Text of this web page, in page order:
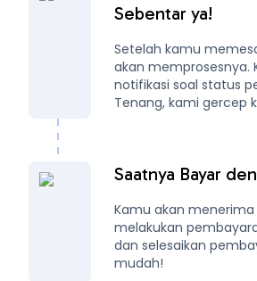
Sebentar ya!
Setelah kamu
akan memprosesnya.
notifikasi soal status
Tenang, kami gercep
Saatnya Bayar
Kamu akan
melakukan
dan selesaikan
mudah!